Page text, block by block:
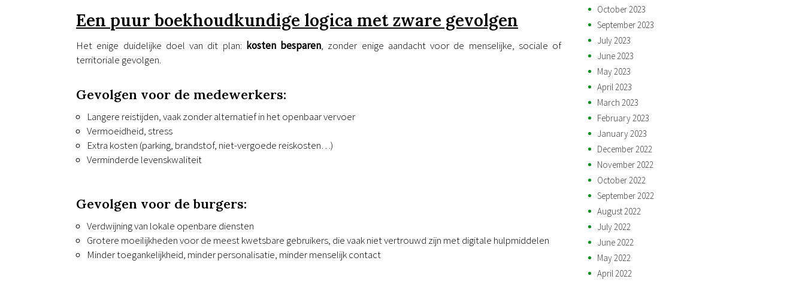
Een puur boekhoudkundige logica met zware gevolgen
Het enige duidelijke doel van dit plan: kosten besparen, zonder enige aandacht voor de menselijke, sociale of
territoriale gevolgen.
Gevolgen voor de medewerkers:
Langere reistijden, vaak zonder alternatief in het openbaar vervoer
Vermoeidheid, stress
Extra kosten (parking, brandstof, niet-vergoede reiskosten…)
Verminderde levenskwaliteit
Gevolgen voor de burgers:
Verdwijning van lokale openbare diensten
Grotere moeilijkheden voor de meest kwetsbare gebruikers, die vaak niet vertrouwd zijn met digitale hulpmiddelen
Minder toegankelijkheid, minder personalisatie, minder menselijk contact
October 2023
September 2023
July 2023
June 2023
May 2023
April 2023
March 2023
February 2023
January 2023
December 2022
November 2022
October 2022
September 2022
August 2022
July 2022
June 2022
May 2022
April 2022